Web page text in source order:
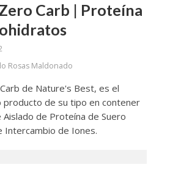
Carb | Proteína
Rosas Maldonado
de Nature's Best, es el
producto de su tipo en contener
de Proteína de Suero
Intercambio de Iones.